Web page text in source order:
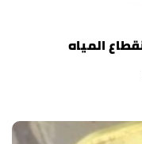
المياه